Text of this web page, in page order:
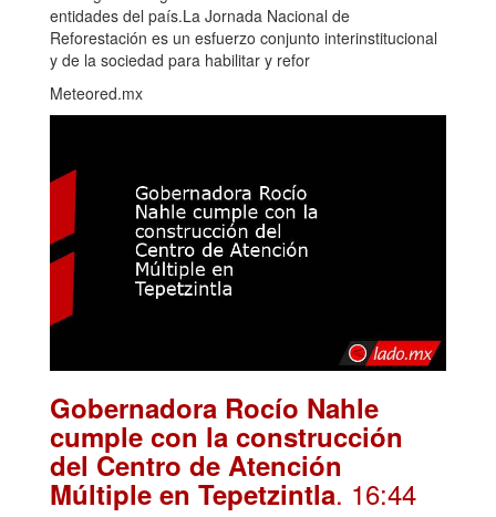
entidades del país.La Jornada Nacional de
Reforestación es un esfuerzo conjunto interinstitucional
y de la sociedad para habilitar y refor
Meteored.mx
Gobernadora Rocío Nahle
cumple con la construcción
del Centro de Atención
Múltiple en Tepetzintla. 16:44